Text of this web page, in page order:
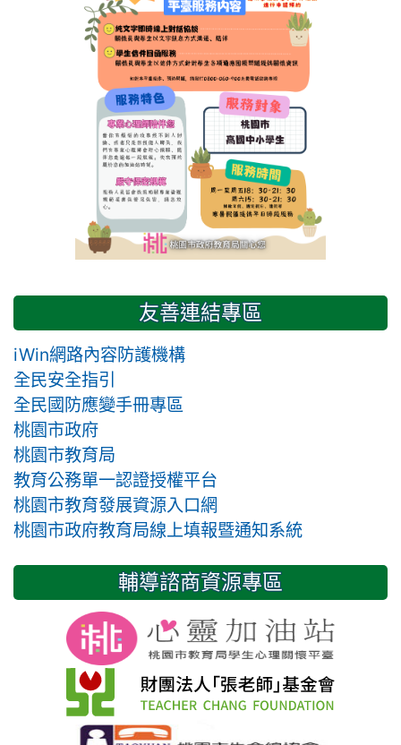
友善連結專區
iWin網路內容防護機構
全民安全指引
全民國防應變手冊專區
桃園市政府
桃園市教育局
教育公務單一認證授權平台
桃園市教育發展資源入口網
桃園市政府教育局線上填報暨通知系統
輔導諮商資源專區